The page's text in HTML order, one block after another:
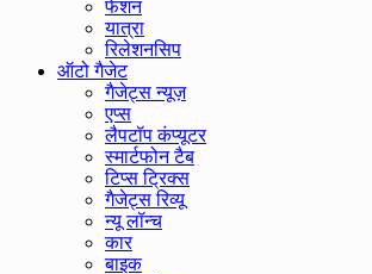
फेशन
यात्रा
रिलेशनसिप
ऑटो गैजेट
गैजेट्स न्यूज़
एप्स
लैपटॉप कंप्यूटर
स्मार्टफोन टैब
टिप्स ट्रिक्स
गैजेट्स रिव्यू
न्यू लॉन्च
कार
बाइक